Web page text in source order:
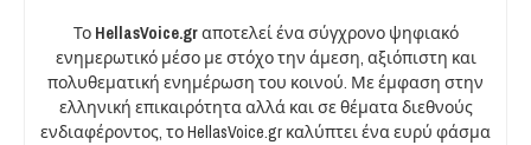
Το HellasVoice.grαποτελεί ένα σύγχρονο ψηφιακό
ενημερωτικό μέσο με στόχο την άμεση, αξιόπιστη και
πολυθεματική ενημέρωση του κοινού. Με έμφαση στην
ελληνική επικαιρότητα αλλά και σε θέματα διεθνούς
ενδιαφέροντος, το HellasVoice.gr καλύπτει ένα ευρύ φάσμα